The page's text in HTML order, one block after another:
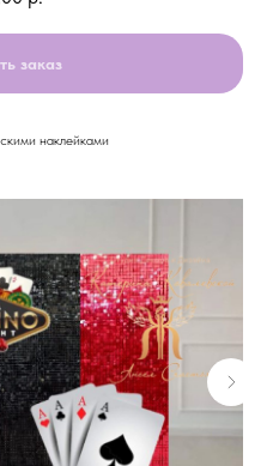
заказ
наклейками